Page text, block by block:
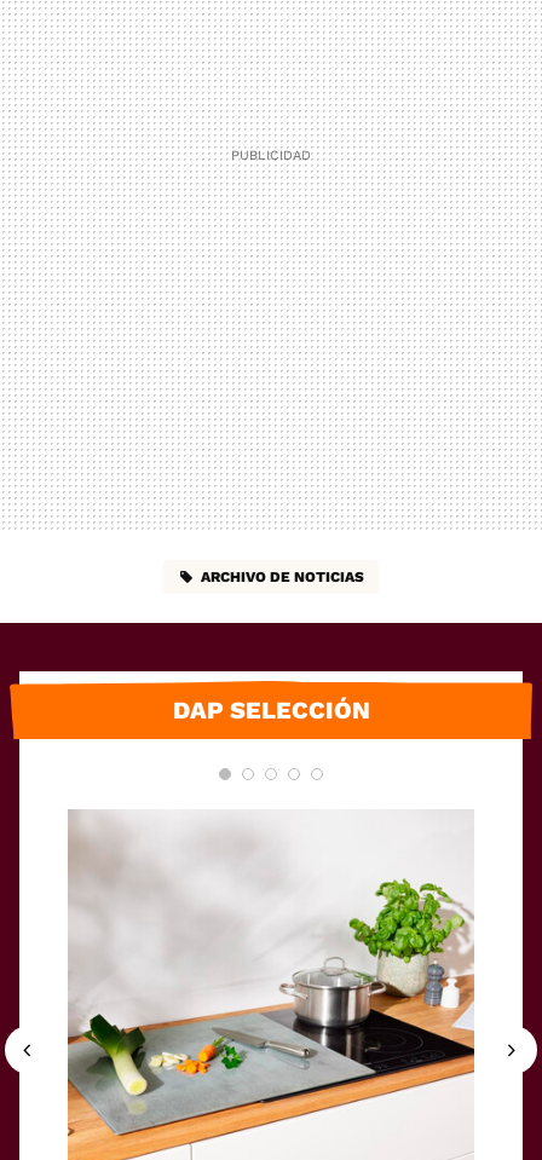
ARCHIVO DE NOTICIAS
DAP SELECCIÓN